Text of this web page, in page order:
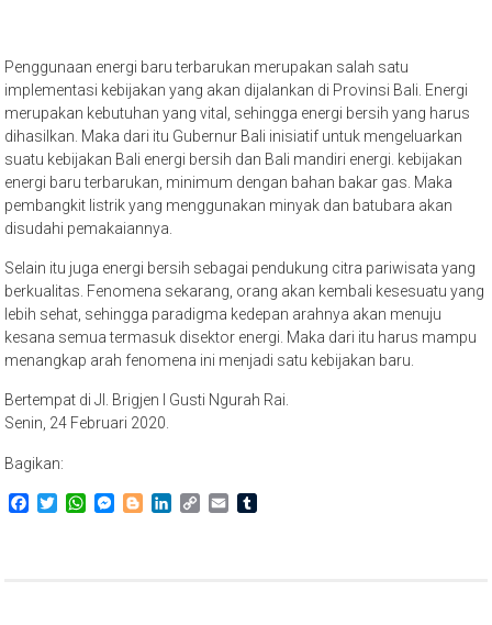
Penggunaan energi baru terbarukan merupakan salah satu
implementasi kebijakan yang akan dijalankan di Provinsi Bali. Energi
merupakan kebutuhan yang vital, sehingga energi bersih yang harus
dihasilkan. Maka dari itu Gubernur Bali inisiatif untuk mengeluarkan
suatu kebijakan Bali energi bersih dan Bali mandiri energi. kebijakan
energi baru terbarukan, minimum dengan bahan bakar gas. Maka
pembangkit listrik yang menggunakan minyak dan batubara akan
disudahi pemakaiannya.
Selain itu juga energi bersih sebagai pendukung citra pariwisata yang
berkualitas. Fenomena sekarang, orang akan kembali kesesuatu yang
lebih sehat, sehingga paradigma kedepan arahnya akan menuju
kesana semua termasuk disektor energi. Maka dari itu harus mampu
menangkap arah fenomena ini menjadi satu kebijakan baru.
Bertempat di Jl. Brigjen I Gusti Ngurah Rai.
Senin, 24 Februari 2020.
Bagikan:
Facebook
TwitterWhatsApp
Messenger
BloggerLinkedIn
Copy Email